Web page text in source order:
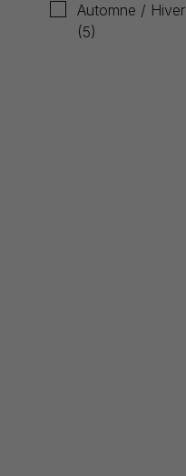
Automne / Hiver
(5)